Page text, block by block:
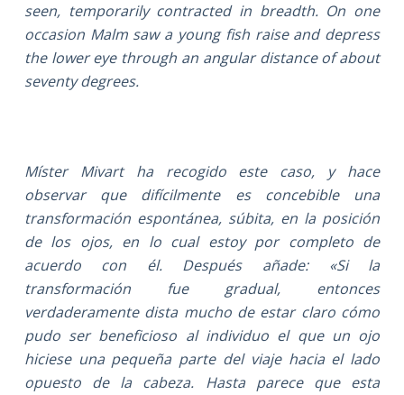
seen, temporarily contracted in breadth. On one
occasion Malm saw a young fish raise and depress
the lower eye through an angular distance of about
seventy degrees.
Míster Mivart ha recogido este caso, y hace
observar que difícilmente es concebible una
transformación espontánea, súbita, en la posición
de los ojos, en lo cual estoy por completo de
acuerdo con él. Después añade: «Si la
transformación fue gradual, entonces
verdaderamente dista mucho de estar claro cómo
pudo ser beneficioso al individuo el que un ojo
hiciese una pequeña parte del viaje hacia el lado
opuesto de la cabeza. Hasta parece que esta